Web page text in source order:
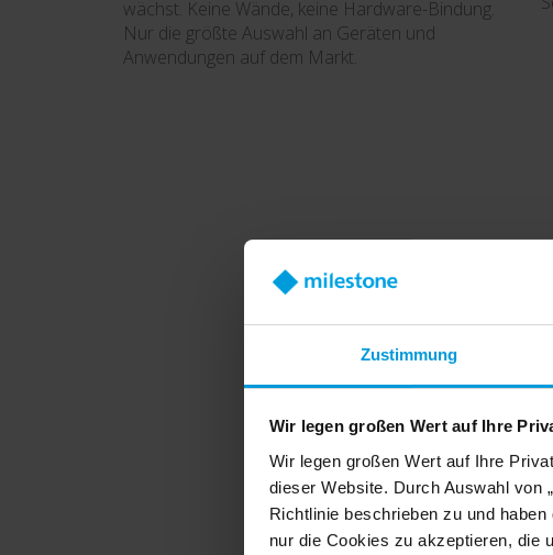
Zustimmung
Wir legen großen Wert auf Ihre
Wir legen großen Wert auf Ihre
dieser Website. Durch Auswahl von
Richtlinie beschrieben zu und
nur die Cookies zu akzeptieren, die
wächst. Keine Wände, keine Hardware-Bindung.
Nur die größte Auswahl an Geräten und
Anwendungen auf dem Markt.
Weltweit
500.000
Machen Sie Ihre
Videomanagement-